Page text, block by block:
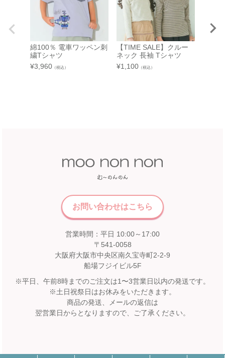
近鉄百貨店 橿原店
奈良県橿原市北八木町3-65-11
近鉄百貨店 橿原店 4階子供服売場
店舗詳細へ
福屋 八丁堀本店
広島市中区胡町6-26
福屋八丁堀本店８Fこども服売場
店舗詳細へ
宮崎山形屋
宮崎市橘通東3丁目4番12号
東武百貨店 池袋店
7F 3番地（※ 15日：未展開、19日：休業
【開催期間】
2026.08.13 ～ 2026.08.26
近鉄百貨店 奈良店
【開催期間】
2026.08.1 ～ 2026.08.31
松坂屋 高槻店
2F イベントスペース
【開催期間】
綿100％ 電車ワッペン刺
繍Tシャツ
¥3,960 （税込）
【TIME SALE】クルー
ネック 長袖 Tシャツ
¥1,100 （税込）
お問い合わせはこちら
営業時間：平日 10:00～17:00
〒541-0058
大阪府大阪市中央区南久宝寺町2-2-9
船場フジイビル5F
※平日、午前8時までのご注文は1〜3営業日以内の発送です。
※土日祝祭日はお休みをいただきます。
商品の発送、メールの返信は
翌営業日からとなりますので、ご了承ください。